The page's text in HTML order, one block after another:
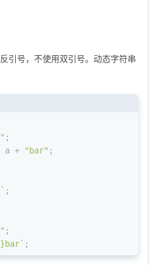
引号，不使用双引号。动态字符串
;
a + "bar" ;
;
;
bar` ;